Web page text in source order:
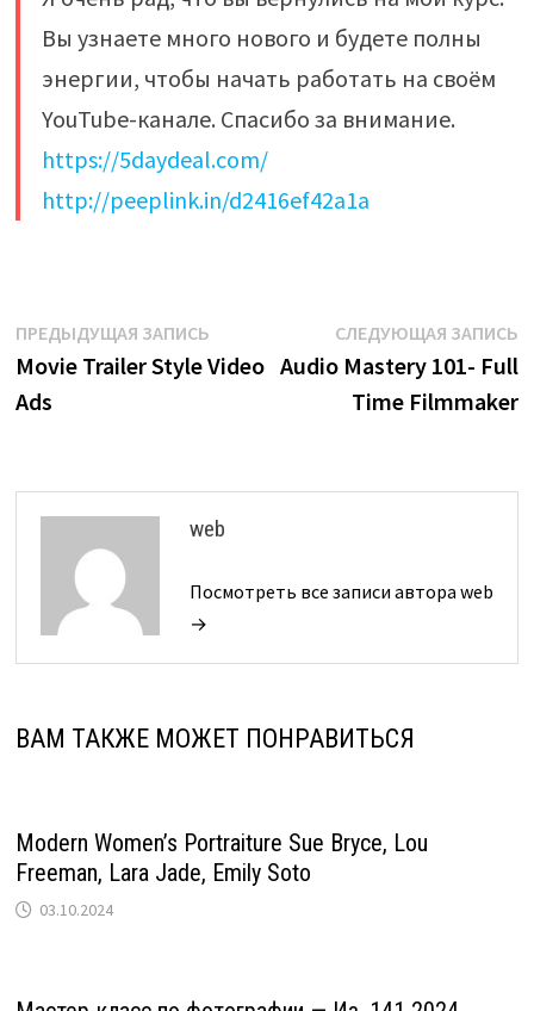
Вы узнаете много нового и будете полны
энергии, чтобы начать работать на своём
YouTube-канале. Спасибо за внимание.
https://5daydeal.com/
http://peeplink.in/d2416ef42a1a
Навигация
по
ПРЕДЫДУЩАЯ ЗАПИСЬПредыдущая
запись:
Movie Trailer Style Video
Ads
СЛЕДУЮЩАЯ ЗАПИСЬ
Audio Mastery 101- Full
Time Filmmaker
web
Посмотреть все записи автора web
→
ВАМ ТАКЖЕ МОЖЕТ ПОНРАВИТЬСЯ
Modern Women’s Portraiture Sue Bryce, Lou
Freeman, Lara Jade, Emily Soto
03.10.2024